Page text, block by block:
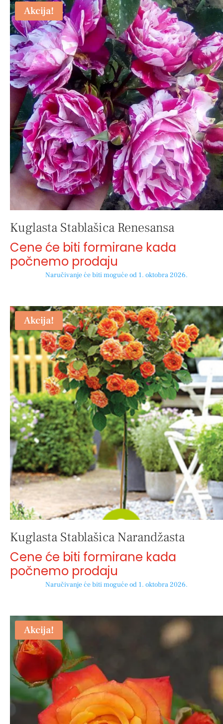
Akcija!
Kuglasta Stablašica Renesansa
Cene će biti formirane kada
počnemo prodaju
Naručivanje će biti moguće od 1. oktobra 2026.
Akcija!
Kuglasta Stablašica Narandžasta
Cene će biti formirane kada
počnemo prodaju
Naručivanje će biti moguće od 1. oktobra 2026.
Akcija!